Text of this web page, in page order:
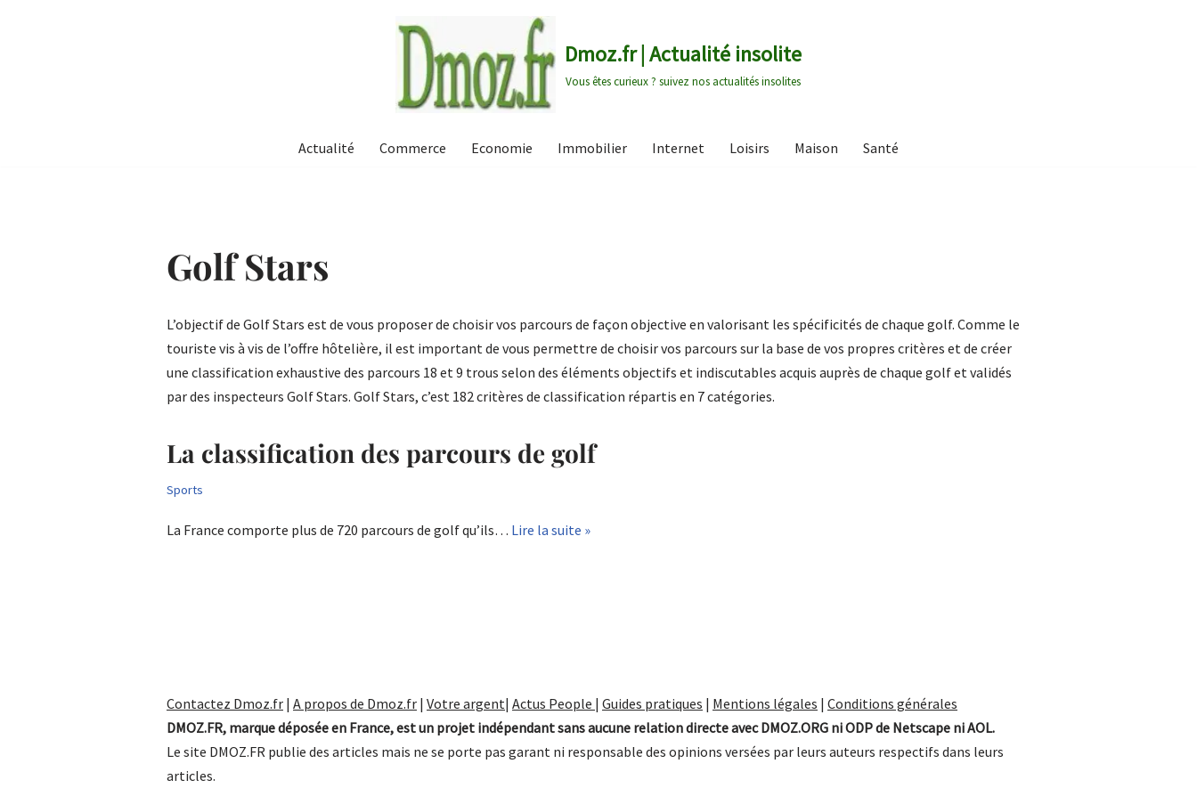
Dmoz.fr | Actualité insolite
Vous êtes curieux ? suivez nos actualités insolites
Actualité Commerce Economie Immobilier Internet Loisirs Maison Santé
Golf Stars
L’objectif de Golf Stars est de vous proposer de choisir vos parcours de façon objective en valorisant les spécificités de chaque golf. Comme le
touriste vis à vis de l’offre hôtelière, il est important de vous permettre de choisir vos parcours sur la base de vos propres critères et de créer
une classification exhaustive des parcours 18 et 9 trous selon des éléments objectifs et indiscutables acquis auprès de chaque golf et validés
par des inspecteurs Golf Stars. Golf Stars, c’est 182 critères de classification répartis en 7 catégories.
La classification des parcours de golf
Sports
La France comporte plus de 720 parcours de golf qu’ils… Lire la suite »
Contactez Dmoz.fr | A propos de Dmoz.fr | Votre argent| Actus People | Guides pratiques | Mentions légales | Conditions générales
DMOZ.FR, marque déposée en France, est un projet indépendant sans aucune relation directe avec DMOZ.ORG ni ODP de Netscape ni AOL.
Le site DMOZ.FR publie des articles mais ne se porte pas garant ni responsable des opinions versées par leurs auteurs respectifs dans leurs
articles.